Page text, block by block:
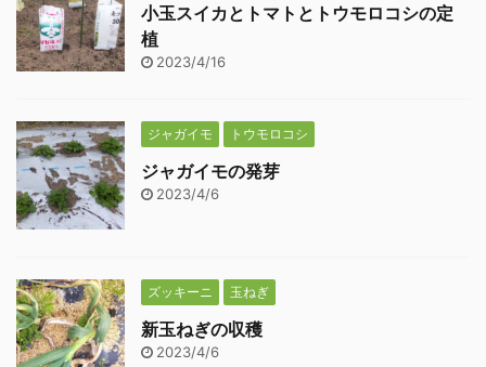
小玉スイカとトマトとトウモロコシの定
植
2023/4/16
ジャガイモ トウモロコシ
ジャガイモの発芽
2023/4/6
ズッキーニ 玉ねぎ
新玉ねぎの収穫
2023/4/6